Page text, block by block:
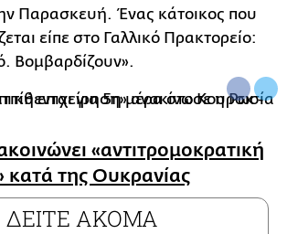
Παρασκευή. Ένας κάτοικος που
είπε στο Γαλλικό Πρακτορείο:
Βομβαρδίζουν».
«αντιτρομοκρατική
κατά της Ουκρανίας
ΔΕΙΤΕ ΑΚΟΜΑ